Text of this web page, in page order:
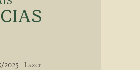
2025 -Lazer